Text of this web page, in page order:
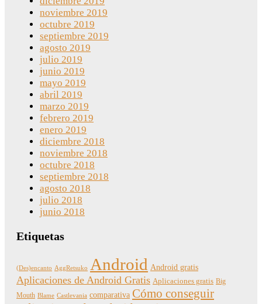
noviembre 2019
octubre 2019
septiembre 2019
agosto 2019
julio 2019
junio 2019
mayo 2019
abril 2019
marzo 2019
febrero 2019
enero 2019
diciembre 2018
noviembre 2018
octubre 2018
septiembre 2018
agosto 2018
julio 2018
junio 2018
Etiquetas
(Des)encanto AggRetsuko Android Android gratis
Aplicaciones de Android Gratis Aplicaciones gratis Big
Mouth Blame Castlevania comparativa Cómo conseguir